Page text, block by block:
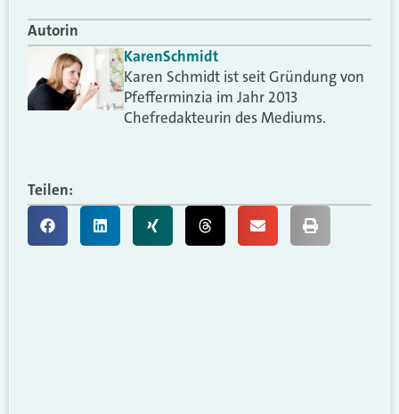
Autorin
KarenSchmidt
Karen Schmidt ist seit Gründung von
Pfefferminzia im Jahr 2013
Chefredakteurin des Mediums.
Teilen: